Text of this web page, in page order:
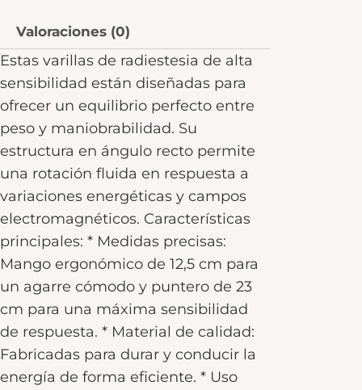
Valoraciones (0)
Estas varillas de radiestesia de alta
sensibilidad están diseñadas para
ofrecer un equilibrio perfecto entre
peso y maniobrabilidad. Su
estructura en ángulo recto permite
una rotación fluida en respuesta a
variaciones energéticas y campos
electromagnéticos. Características
principales: * Medidas precisas:
Mango ergonómico de 12,5 cm para
un agarre cómodo y puntero de 23
cm para una máxima sensibilidad
de respuesta. * Material de calidad:
Fabricadas para durar y conducir la
energía de forma eficiente. * Uso